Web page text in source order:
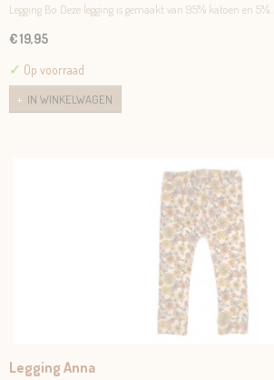
Legging Bo Deze legging is gemaakt van 95% katoen en 5%…
€ 19,95
✓ Op voorraad
IN WINKELWAGEN
Legging Anna